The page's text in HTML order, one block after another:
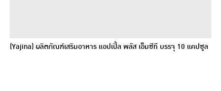
(Yajina) ผลิตภัณฑ์เสริมอาหาร แอปเปิ้ล พลัส เอ็มซีที บรรจุ 10 แคปซูล